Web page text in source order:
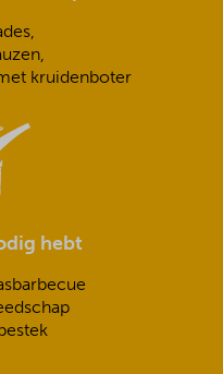
kruidenboter
hebt